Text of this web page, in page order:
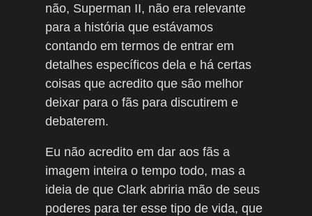
não, Superman II, não era relevante
para a história que estávamos
contando em termos de entrar em
detalhes específicos dela e há certas
coisas que acredito que são melhor
deixar para o fãs para discutirem e
debaterem.
Eu não acredito em dar aos fãs a
imagem inteira o tempo todo, mas a
ideia de que Clark abriria mão de seus
poderes para ter esse tipo de vida, que